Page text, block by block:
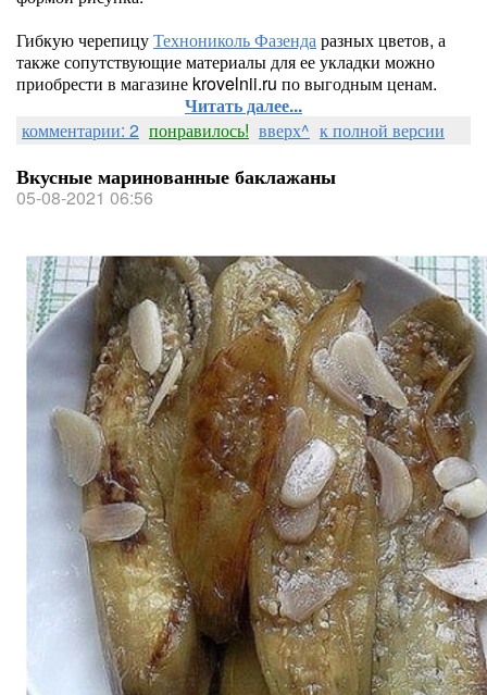
Гибкую черепицуТехнониколь Фазендаразных цветов, а
также сопутствующие материалы для ее укладки можно
приобрести в магазине krovelnii.ru по выгодным ценам.
Читать далее...
комментарии: 2 понравилось! вверх^ к полной версии
Вкусные маринованные баклажаны
05-08-2021 06:56